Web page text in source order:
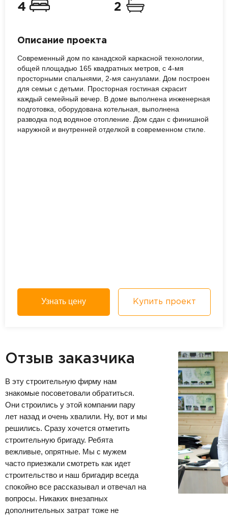
4 2
Описание проекта
Современный дом по канадской каркасной технологии,
общей площадью 165 квадратных метров, с 4-мя
просторными спальнями, 2-мя санузлами. Дом построен
для семьи с детьми. Просторная гостиная скрасит
каждый семейный вечер. В доме выполнена инженерная
подготовка, оборудована котельная, выполнена
разводка под водяное отопление. Дом сдан с финишной
наружной и внутренней отделкой в современном стиле.
Узнать цену Купить проект
Отзыв заказчика
В эту строительную фирму нам
знакомые посоветовали обратиться.
Они строились у этой компании пару
лет назад и очень хвалили. Ну, вот и мы
решились. Сразу хочется отметить
строительную бригаду. Ребята
вежливые, опрятные. Мы с мужем
часто приезжали смотреть как идет
строительство и наш бригадир всегда
спокойно все рассказывал и отвечал на
вопросы. Никаких внезапных
дополнительных затрат тоже не